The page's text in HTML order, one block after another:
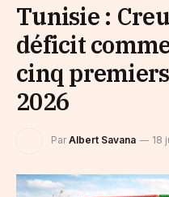
Tunisie :
déficit
cinq
2026
Par Albert Savana 18